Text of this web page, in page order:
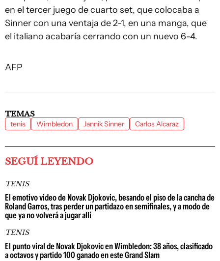
en el tercer juego de cuarto set, que colocaba a
Sinner con una ventaja de 2-1, en una manga, que
el italiano acabaría cerrando con un nuevo 6-4.
AFP
TEMAS
tenis Wimbledon Jannik Sinner Carlos Alcaraz
SEGUÍ LEYENDO
TENIS
El emotivo video de Novak Djokovic, besando el piso de la cancha de
Roland Garros, tras perder un partidazo en semifinales, y a modo de
que ya no volverá a jugar allí
TENIS
El punto viral de Novak Djokovic en Wimbledon: 38 años, clasificado
a octavos y partido 100 ganado en este Grand Slam